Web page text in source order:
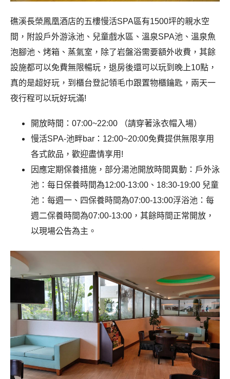
礁溪長榮鳳凰酒店的五樓慢活SPA區有1500坪的親水空
間，附設戶外游泳池、兒童戲水區、溫泉SPA池、溫泉魚
泡腳池、烤箱、蒸氣室，除了岩盤浴需要額外收費，其餘
設施都可以免費無限暢玩，退房後還可以玩到晚上10點，
真的是超好玩，到櫃台登記領毛巾跟置物櫃鑰匙，兩天一
夜行程可以玩好玩滿!
開放時間：07:00~22:00 （請穿著泳衣帽入場）
慢活SPA-池畔bar：12:00~20:00免費提供無限享用
各式飲品，歡迎盡情享用!
因應定期保養措施，部分湯池開放時間異動：戶外泳
池：每日保養時間為12:00-13:00、18:30-19:00 兒童
池：每週一、四保養時間為07:00-13:00浮浴池：每
週二保養時間為07:00-13:00，其餘時間正常開放，
以現場公告為主。